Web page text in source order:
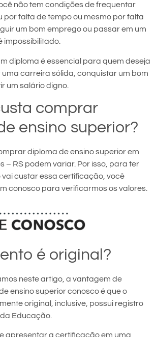
não tem condições de frequentar
por falta de tempo ou mesmo por falta
um bom emprego ou passar em um
impossibilitado.
diploma é essencial para quem deseja
carreira sólida, conquistar um bom
um salário digno.
comprar
ensino superior?
diploma de ensino superior em
– RS podem variar. Por isso, para ter
custar essa certificação, você
conosco para verificarmos os valores.
é original?
neste artigo, a vantagem de
ensino superior conosco é que o
original, inclusive, possui registro
Educação.
apresentar a certificação em uma